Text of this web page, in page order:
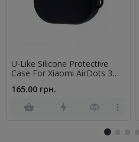
U-Like Silicone Protective
Case For Xiaomi AirDots 3
165.00 грн.